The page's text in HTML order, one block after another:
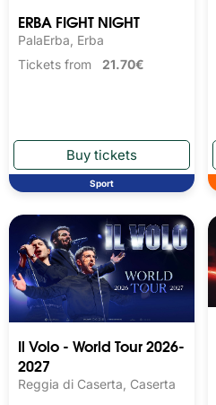
ERBA FIGHT NIGHT
PalaErba, Erba
Tickets from 21.70€
Sport
Il Volo - World Tour 2026-
2027
Reggia di Caserta, Caserta